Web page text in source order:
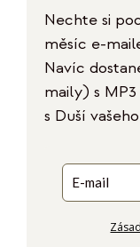
Nechte si
měsíc e-
Navíc
maily) s
s Duší